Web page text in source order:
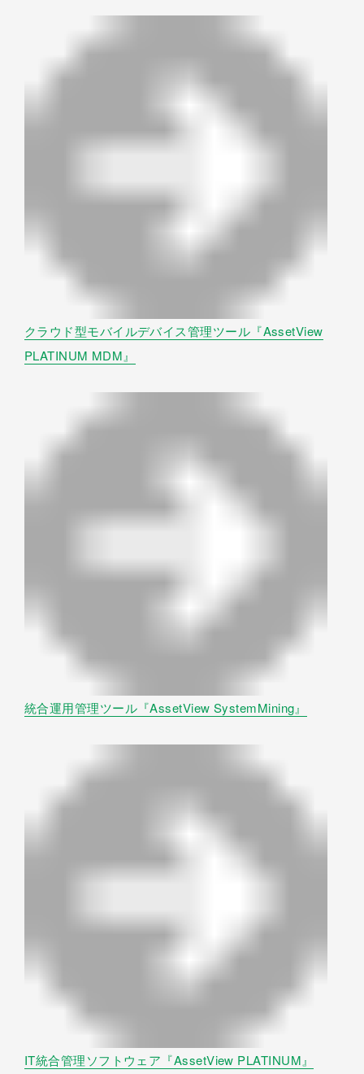
クラウド型モバイルデバイス管理ツール『AssetView
PLATINUM MDM』
統合運用管理ツール『AssetView SystemMining』
IT統合管理ソフトウェア『AssetView PLATINUM』